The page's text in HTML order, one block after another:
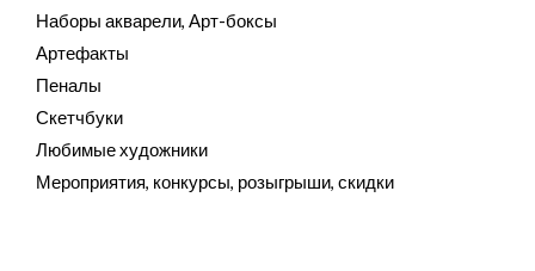
Наборы акварели, Арт-боксы
Артефакты
Пеналы
Скетчбуки
Любимые художники
Мероприятия, конкурсы, розыгрыши, скидки